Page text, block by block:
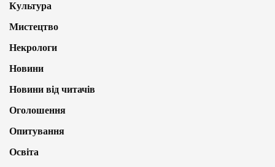
Культура
Мистецтво
Некрологи
Новини
Новини від читачів
Оголошення
Опитування
Освіта